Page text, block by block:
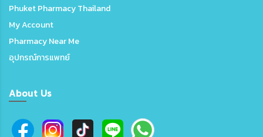
Phuket Pharmacy Thailand
My Account
Pharmacy Near Me
อุปกรณ์การแพทย์
About Us